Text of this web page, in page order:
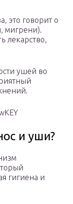
это говорит о
мигрени).
лекарство,
ушей во
и уши?
гигиена и